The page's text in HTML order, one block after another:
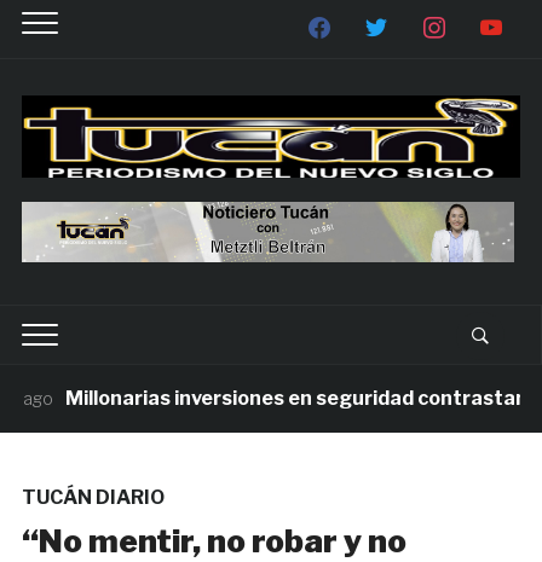
Millonarias inversiones en seguridad contrastan con
TUCÁN DIARIO
“No mentir, no robar y no